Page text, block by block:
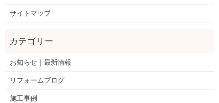
サイトマップ
お知らせ｜最新情報
リフォームブログ
施工事例